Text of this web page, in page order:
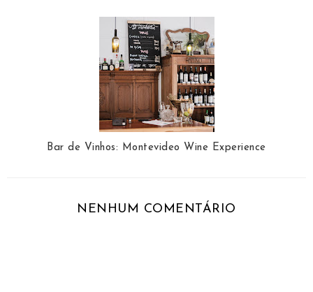
Bar de Vinhos: Montevideo Wine Experience
NENHUM COMENTÁRIO